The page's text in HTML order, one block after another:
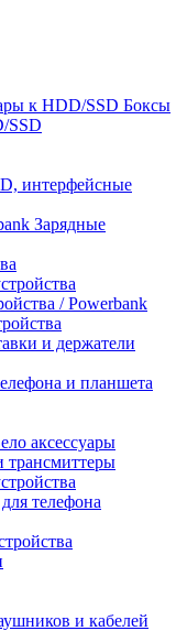
Боксы
SSD
интерфейсные
Зарядные
/ Powerbank
и держатели
и планшета
аксессуары
трансмиттеры
телефона
и кабелей